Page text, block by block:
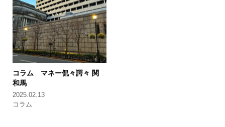
コラム マネー侃々諤々 関
和馬
2025.02.13
コラム